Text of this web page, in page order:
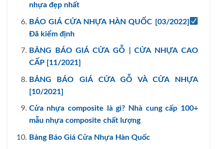
nhựa đẹp nhất
BÁO GIÁ CỬA NHỰA HÀN QUỐC [03/2022]
Đã kiểm định
BẢNG BÁO GIÁ CỬA GỖ | CỬA NHỰA CAO
CẤP [11/2021]
BẢNG BÁO GIÁ CỬA GỖ VÀ CỬA NHỰA
[10/2021]
Cửa nhựa composite là gì? Nhà cung cấp 100+
mẫu nhựa composite chất lượng
Bảng Báo Giá Cửa Nhựa Hàn Quốc